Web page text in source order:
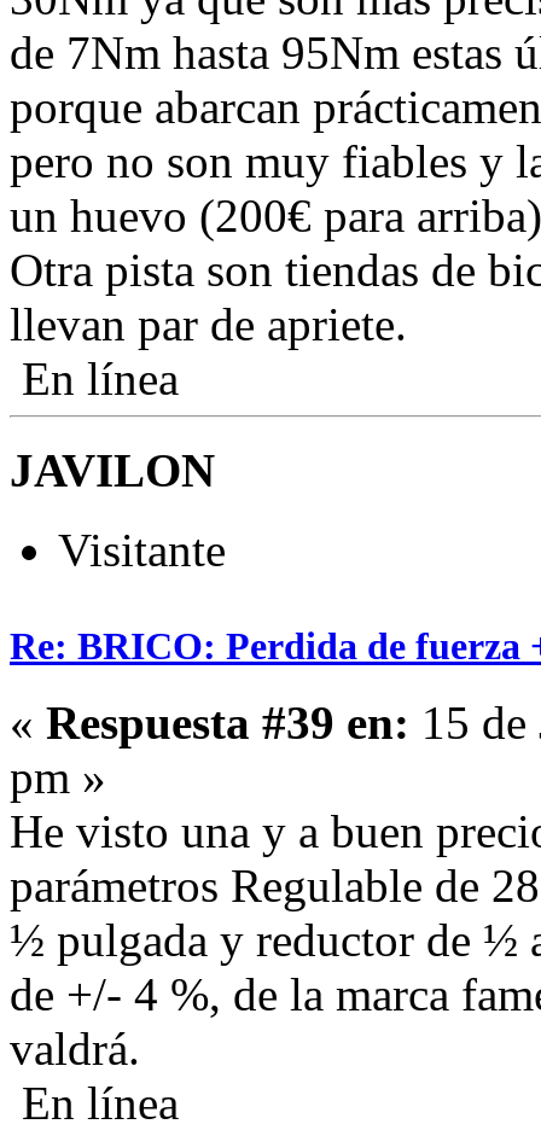
de 7Nm hasta 95Nm estas
porque abarcan
pero no son muy fiables y
un huevo (200€ para
Otra pista son tiendas de
llevan par de apriete.
En línea
JAVILON
Visitante
Re: BRICO: Perdida de
« Respuesta #39 en: 15
pm »
He visto una y a buen
parámetros Regulable de
½ pulgada y reductor de ½
de +/- 4 %, de la marca
valdrá.
En línea